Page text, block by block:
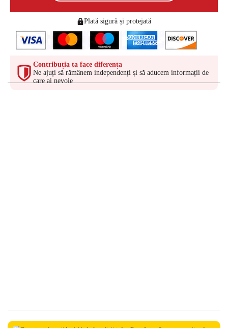
Plată sigură și protejată
Contribuția ta face diferența
Ne ajuți să rămânem independenți și să aducem informații de
care ai nevoie